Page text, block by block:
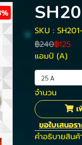
SKU :
฿240฿125
แอมป์ (A)
25 A
จำนวน
ขอใบเสนอร
คำอธิบายสิน